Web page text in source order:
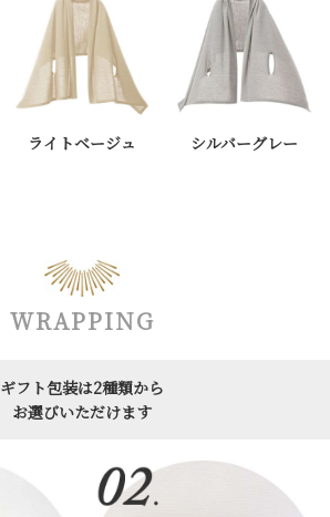
ライトベージュ シルバーグレー
WRAPPING
ギフト包装は2種類から
お選びいただけます